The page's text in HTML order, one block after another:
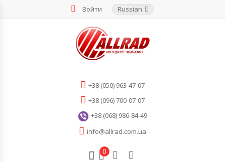
Войти Russian
+38 (050) 963-47-07
+38 (096) 700-07-07
+38 (068) 986-84-49
info@allrad.com.ua
0